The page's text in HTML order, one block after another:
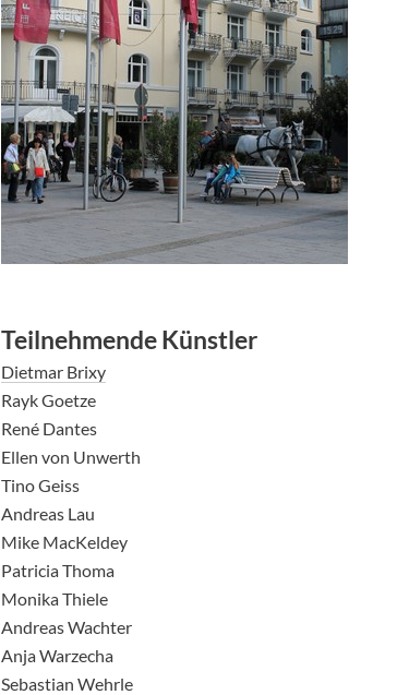
Teilnehmende Künstler
Dietmar Brixy
Rayk Goetze
René Dantes
Ellen von Unwerth
Tino Geiss
Andreas Lau
Mike MacKeldey
Patricia Thoma
Monika Thiele
Andreas Wachter
Anja Warzecha
Sebastian Wehrle